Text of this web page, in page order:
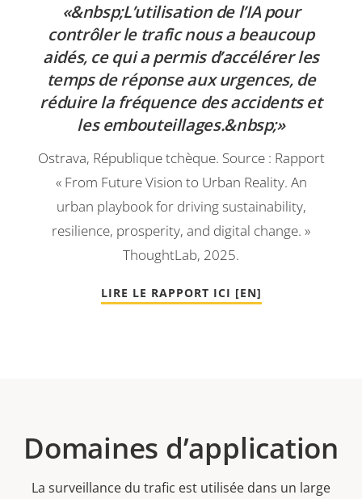
«&nbsp;L’utilisation de l’IA pour
contrôler le trafic nous a beaucoup
aidés, ce qui a permis d’accélérer les
temps de réponse aux urgences, de
réduire la fréquence des accidents et
les embouteillages.&nbsp;»
Ostrava, République tchèque. Source : Rapport
« From Future Vision to Urban Reality. An
urban playbook for driving sustainability,
resilience, prosperity, and digital change. »
ThoughtLab, 2025.
LIRE LE RAPPORT ICI [EN]
Domaines d’application
La surveillance du trafic est utilisée dans un large